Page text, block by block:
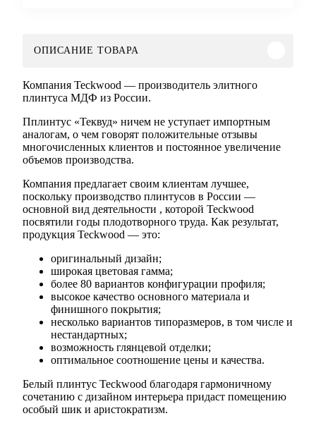
ОПИСАНИЕ ТОВАРА
Компания Teckwood — производитель элитного
плинтуса МДФ из России.
Пплинтус «Теквуд» ничем не уступает импортным
аналогам, о чем говорят положительные отзывы
многочисленных клиентов и постоянное увеличение
объемов производства.
Компания предлагает своим клиентам лучшее,
поскольку производство плинтусов в России —
основной вид деятельности , которой Teckwood
посвятили годы плодотворного труда. Как результат,
продукция Teckwood — это:
оригинальный дизайн;
широкая цветовая гамма;
более 80 вариантов конфигурации профиля;
высокое качество основного материала и
финишного покрытия;
несколько вариантов типоразмеров, в том числе и
нестандартных;
возможность глянцевой отделки;
оптимальное соотношение цены и качества.
Белый плинтус Teckwood благодаря гармоничному
сочетанию с дизайном интерьера придаст помещению
особый шик и аристократизм.